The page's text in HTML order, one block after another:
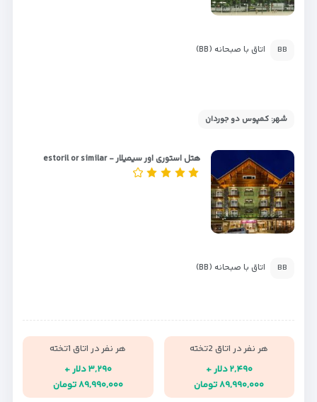
BB اتاق با صبحانه (BB)
شهر: کمپوس دو جوردان
هتل استوری اور سیمیلار - estoril or similar
BB اتاق با صبحانه (BB)
هر نفر در اتاق 2تخته
۲,۴۹۰ دلار +
۸۹,۹۹۰,۰۰۰ تومان
هر نفر در اتاق 1تخته
۳,۲۹۰ دلار +
۸۹,۹۹۰,۰۰۰ تومان